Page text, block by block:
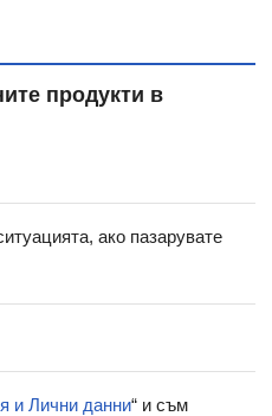
продукти в
ако пазарувате
и Лични данни“ и съм